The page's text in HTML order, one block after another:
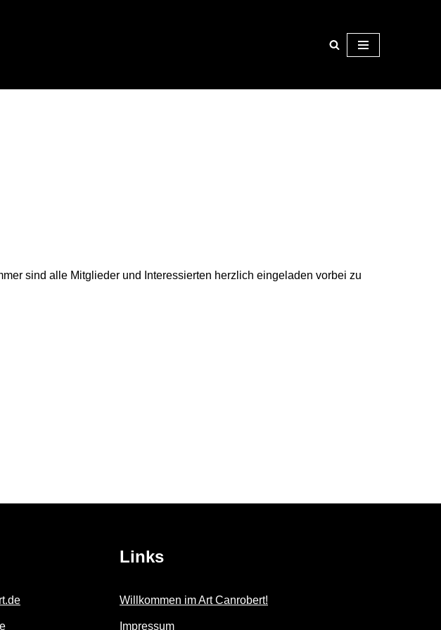
sind alle Mitglieder und Interessierten herzlich eingeladen vorbei zu
Links
Willkommen im Art Canrobert!
Impressum